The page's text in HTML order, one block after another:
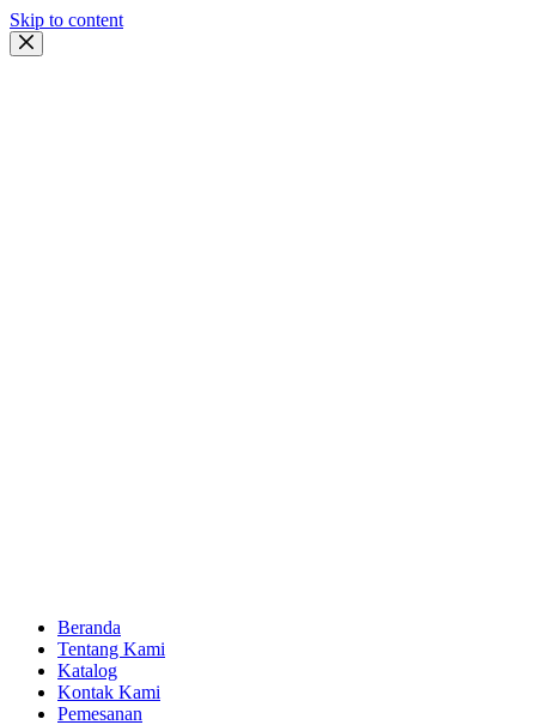
Skip to content
Beranda
Tentang Kami
Katalog
Kontak Kami
Pemesanan